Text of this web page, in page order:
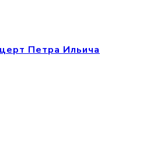
Петра Ильича